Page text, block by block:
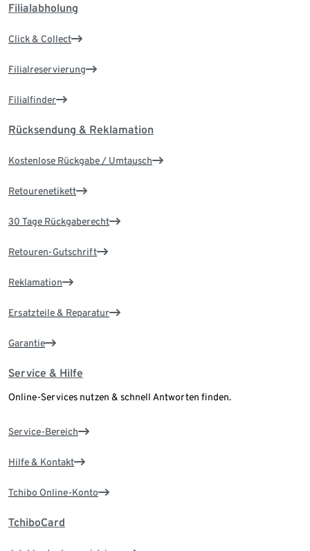
Filialabholung
Click & Collect
Filialreservierung
Filialfinder
Rücksendung & Reklamation
Kostenlose Rückgabe / Umtausch
Retourenetikett
30 Tage Rückgaberecht
Retouren-Gutschrift
Reklamation
Ersatzteile & Reparatur
Garantie
Service & Hilfe
Online-Services nutzen & schnell Antworten finden.
Service-Bereich
Hilfe & Kontakt
Tchibo Online-Konto
TchiboCard